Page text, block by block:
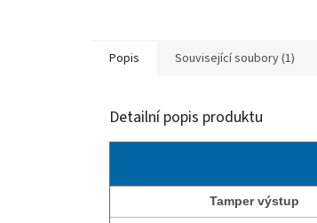
Popis Související soubory (1)
Detailní popis produktu
Tamper výstup